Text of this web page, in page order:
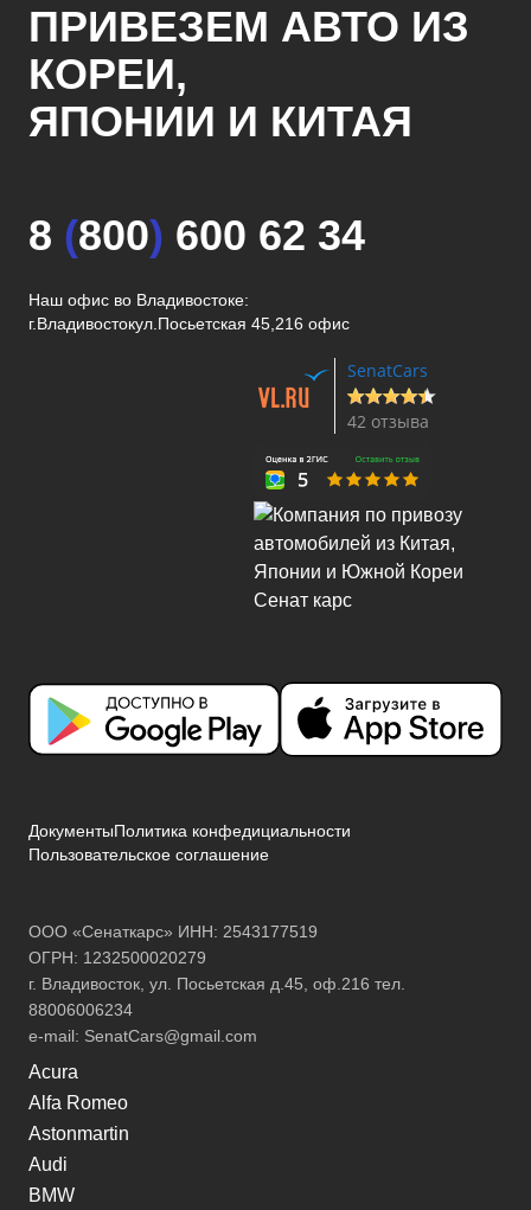
ПРИВЕЗЕМ АВТО ИЗ
КОРЕИ,
ЯПОНИИ И КИТАЯ
8 (800) 600 62 34
Наш офис во Владивостоке:
г.Владивостокул.Посьетская 45,216 офис
SenatCars
42 отзыва
ДокументыПолитика конфедициальности
Пользовательское соглашение
ООО «Сенаткарс» ИНН: 2543177519
ОГРН: 1232500020279
г. Владивосток, ул. Посьетская д.45, оф.216 тел.
88006006234
e-mail: SenatCars@gmail.com
Acura
Alfa Romeo
Astonmartin
Audi
BMW